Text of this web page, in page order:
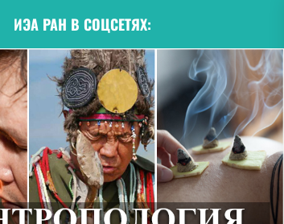
ИЭА РАН В СОЦСЕТЯХ: